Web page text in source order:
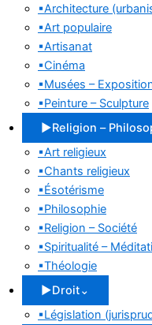
▪Architecture
▪Art populaire
▪Artisanat
▪Cinéma
▪Musées –
▪Peinture – Sculpture
▶Religion –
▪Art religieux
▪Chants religieux
▪Ésotérisme
▪Philosophie
▪Religion – Société
▪Spiritualité –
▪Théologie
▶Droit⌄
▪Législation